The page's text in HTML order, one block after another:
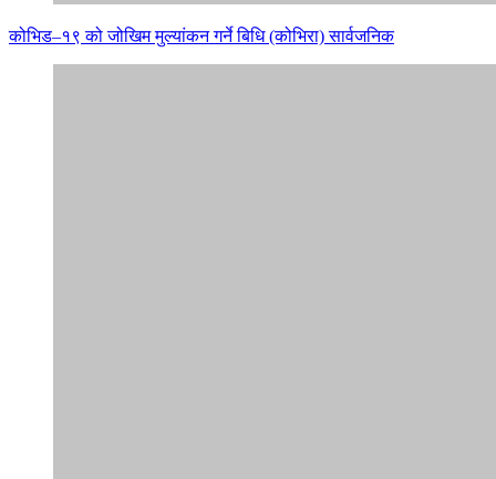
कोभिड–१९ को जोखिम मुल्यांकन गर्ने बिधि (कोभिरा) सार्वजनिक